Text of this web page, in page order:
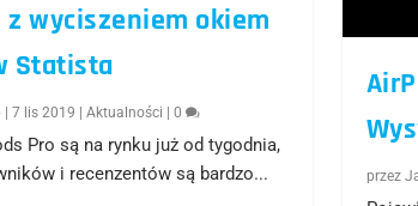
z wyciszeniem okiem
Statista
|7 lis 2019 |Aktualności |0
Pro są na rynku już od tygodnia,
i recenzentów są bardzo...
przez